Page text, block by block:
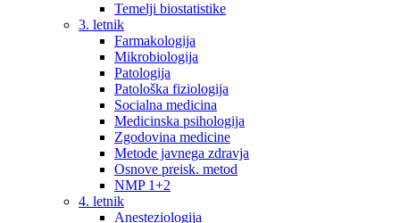
Temelji biostatistike
3. letnik
Farmakologija
Mikrobiologija
Patologija
Patološka fiziologija
Socialna medicina
Medicinska psihologija
Zgodovina medicine
Metode javnega zdravja
Osnove preisk. metod
NMP 1+2
4. letnik
Anesteziologija